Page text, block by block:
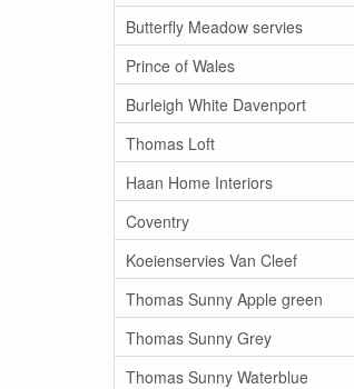
Butterfly Meadow servies
Prince of Wales
Burleigh White Davenport
Thomas Loft
Haan Home Interiors
Coventry
Koeienservies Van Cleef
Thomas Sunny Apple green
Thomas Sunny Grey
Thomas Sunny Waterblue